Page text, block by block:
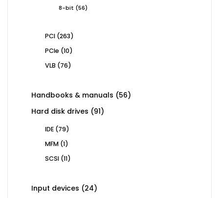
8-bit
5656
PCI 263263
PCIe 1010
VLB 7676
Handbooks & manuals 5656
Hard disk drives 9191
IDE 7979
MFM 11
SCSI 1111
Input devices 2424